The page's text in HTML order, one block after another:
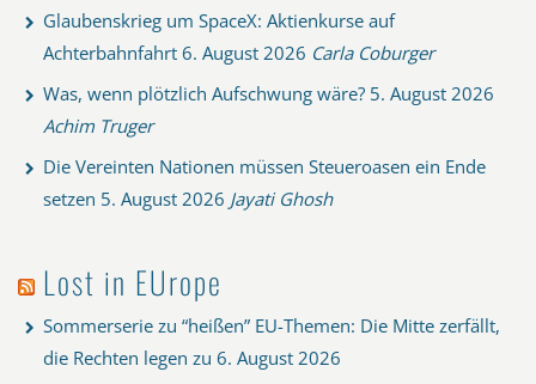
Glaubenskrieg um SpaceX: Aktienkurse auf
Achterbahnfahrt 6. August 2026 Carla Coburger
Was, wenn plötzlich Aufschwung wäre? 5. August 2026
Achim Truger
Die Vereinten Nationen müssen Steueroasen ein Ende
setzen 5. August 2026 Jayati Ghosh
Lost in EUrope
Sommerserie zu “heißen” EU-Themen: Die Mitte zerfällt,
die Rechten legen zu 6. August 2026